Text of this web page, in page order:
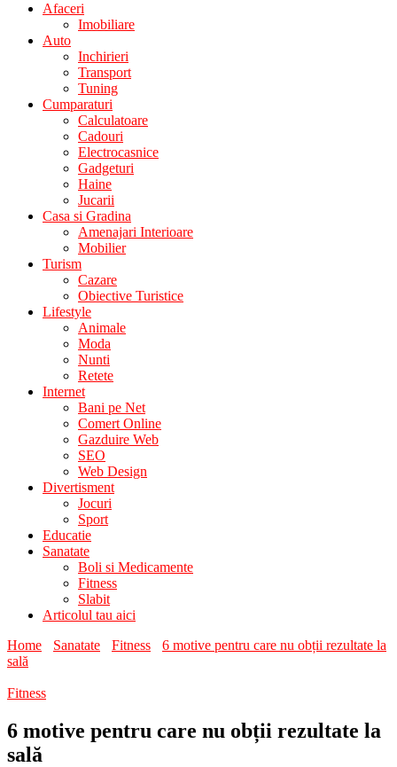
Afaceri
Imobiliare
Auto
Inchirieri
Transport
Tuning
Cumparaturi
Calculatoare
Cadouri
Electrocasnice
Gadgeturi
Haine
Jucarii
Casa si Gradina
Amenajari Interioare
Mobilier
Turism
Cazare
Obiective Turistice
Lifestyle
Animale
Moda
Nunti
Retete
Internet
Bani pe Net
Comert Online
Gazduire Web
SEO
Web Design
Divertisment
Jocuri
Sport
Educatie
Sanatate
Boli si Medicamente
Fitness
Slabit
Articolul tau aici
Home
Sanatate Fitness
6 motive pentru care nu obții rezultate la
sală
Fitness
6 motive pentru care nu obții rezultate la
sală